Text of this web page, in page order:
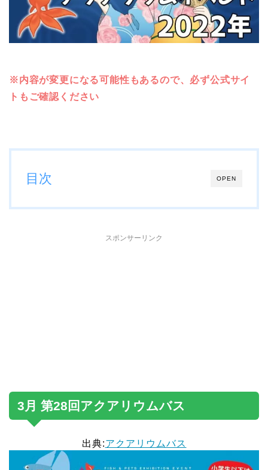
※内容が変更になる可能性もあるので、必ず公式サイ
トもご確認ください
OPEN
目次
スポンサーリンク
3月 第28回アクアリウムバス
出典:アクアリウムバス